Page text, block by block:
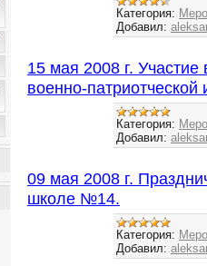
Категория:
Добавил:
15 мая 2008 г.
военно-патриотческой
Категория:
Добавил:
09 мая 2008 г.
школе №14.
Категория:
Добавил: